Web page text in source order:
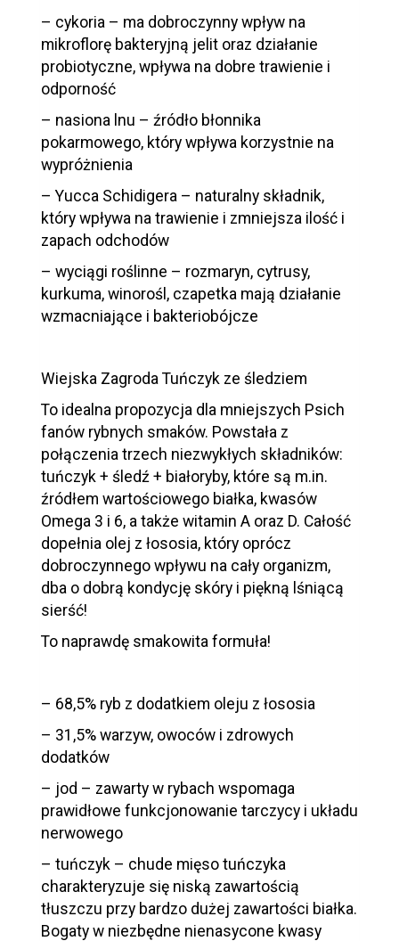
– cykoria – ma dobroczynny wpływ na
mikroflorę bakteryjną jelit oraz działanie
probiotyczne, wpływa na dobre trawienie i
odporność
– nasiona lnu – źródło błonnika
pokarmowego, który wpływa korzystnie na
wypróżnienia
– Yucca Schidigera – naturalny składnik,
który wpływa na trawienie i zmniejsza ilość i
zapach odchodów
– wyciągi roślinne – rozmaryn, cytrusy,
kurkuma, winorośl, czapetka mają działanie
wzmacniające i bakteriobójcze
Wiejska Zagroda Tuńczyk ze śledziem
To idealna propozycja dla mniejszych Psich
fanów rybnych smaków. Powstała z
połączenia trzech niezwykłych składników:
tuńczyk + śledź + białoryby, które są m.in.
źródłem wartościowego białka, kwasów
Omega 3 i 6, a także witamin A oraz D. Całość
dopełnia olej z łososia, który oprócz
dobroczynnego wpływu na cały organizm,
dba o dobrą kondycję skóry i piękną lśniącą
sierść!
To naprawdę smakowita formuła!
– 68,5% ryb z dodatkiem oleju z łososia
– 31,5% warzyw, owoców i zdrowych
dodatków
– jod – zawarty w rybach wspomaga
prawidłowe funkcjonowanie tarczycy i układu
nerwowego
– tuńczyk – chude mięso tuńczyka
charakteryzuje się niską zawartością
tłuszczu przy bardzo dużej zawartości białka.
Bogaty w niezbędne nienasycone kwasy